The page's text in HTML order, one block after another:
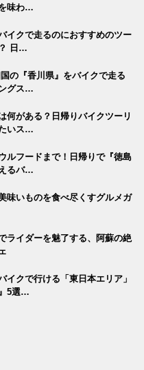
味わ…
イクで走るのにおすすめのツー
日…
の『香川県』をバイクで走る
グス…
何がある？日帰りバイクツーリ
いス…
ルフードまで！日帰りで『徳島
るバ…
味いものを食べ尽くすグルメガ
ライダーを魅了する、阿蘇の絶
イクで行ける「東日本エリア」
5選…